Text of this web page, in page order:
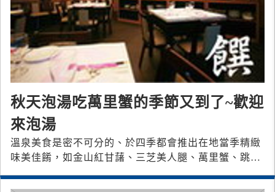
秋天泡湯吃萬里蟹的季節又到了~歡迎
來泡湯
溫泉美食是密不可分的、於四季都會推出在地當季精緻
味美佳餚，如金山紅甘藷、三芝美人腿、萬里蟹、跳石